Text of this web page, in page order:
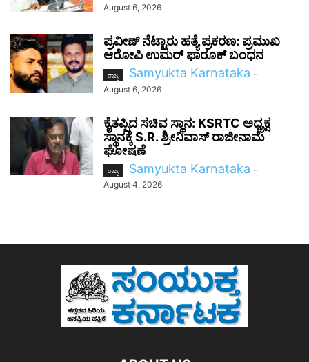
August 6, 2026
ಪ್ರವೀಣ್ ನೆಟ್ಟಾರು ಹತ್ಯೆ ಪ್ರಕರಣ: ಪ್ರಮುಖ
ಆರೋಪಿ ಉಮರ್ ಫಾರೂಕ್ ಬಂಧನ
ರಾಜ್ಯ Samyukta Karnataka -
August 6, 2026
ಕೈತಪ್ಪಿದ ಸಚಿವ ಸ್ಥಾನ: KSRTC ಅಧ್ಯಕ್ಷ
ಸ್ಥಾನಕ್ಕೆ S.R. ಶ್ರೀನಿವಾಸ್ ರಾಜೀನಾಮೆ
ಘೋಷಣೆ
ರಾಜ್ಯ Samyukta Karnataka -
August 4, 2026